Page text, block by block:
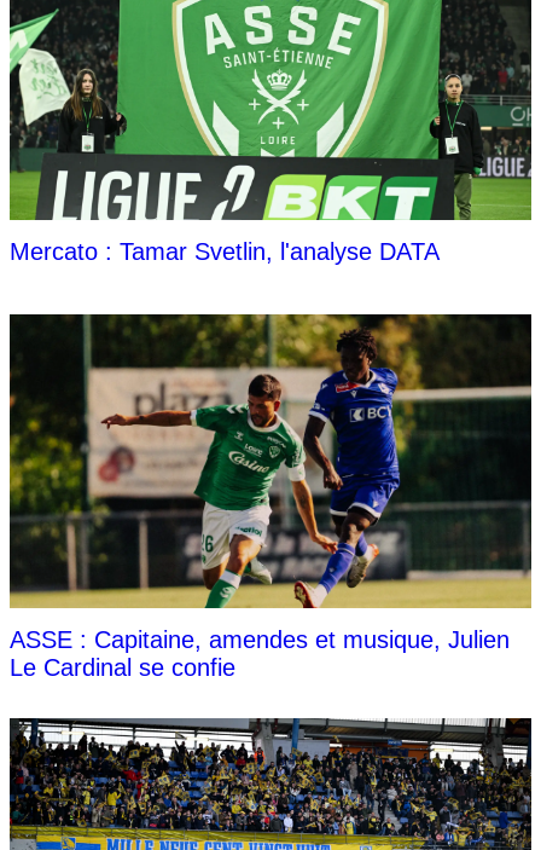
Mercato : Tamar Svetlin, l'analyse DATA
ASSE : Capitaine, amendes et musique, Julien
Le Cardinal se confie